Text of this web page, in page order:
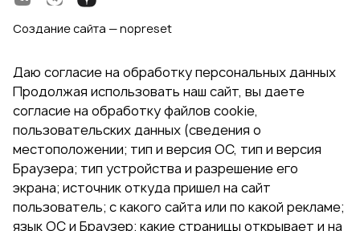
Создание сайта — nopreset
Даю согласие на обработку персональных данных
Продолжая использовать наш сайт, вы даете
согласие на обработку файлов cookie,
пользовательских данных (сведения о
местоположении; тип и версия ОС, тип и версия
Браузера; тип устройства и разрешение его
экрана; источник откуда пришел на сайт
пользователь; с какого сайта или по какой рекламе;
язык ОС и Браузер; какие страницы открывает и на